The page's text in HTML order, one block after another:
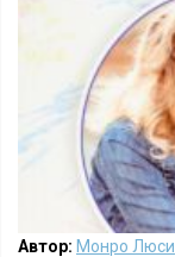
Автор: Монро Люси